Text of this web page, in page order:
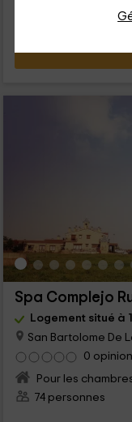
Annulation 30 jours
Spa Complejo
Logement situé à
San Bartolome De
0
Pour les
74 personnes